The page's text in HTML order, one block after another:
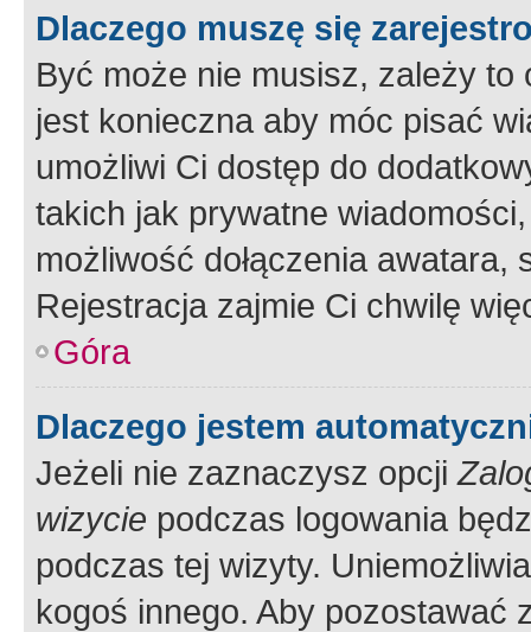
Dlaczego muszę się
Być może nie musisz, zależy
jest konieczna aby móc pisać
umożliwi Ci dostęp do
takich jak prywatne
możliwość dołączenia
Rejestracja zajmie Ci chwilę
Góra
Dlaczego jestem
Jeżeli nie zaznaczysz opcji
wizycie podczas logowania
podczas tej wizyty.
kogoś innego. Aby pozostawać